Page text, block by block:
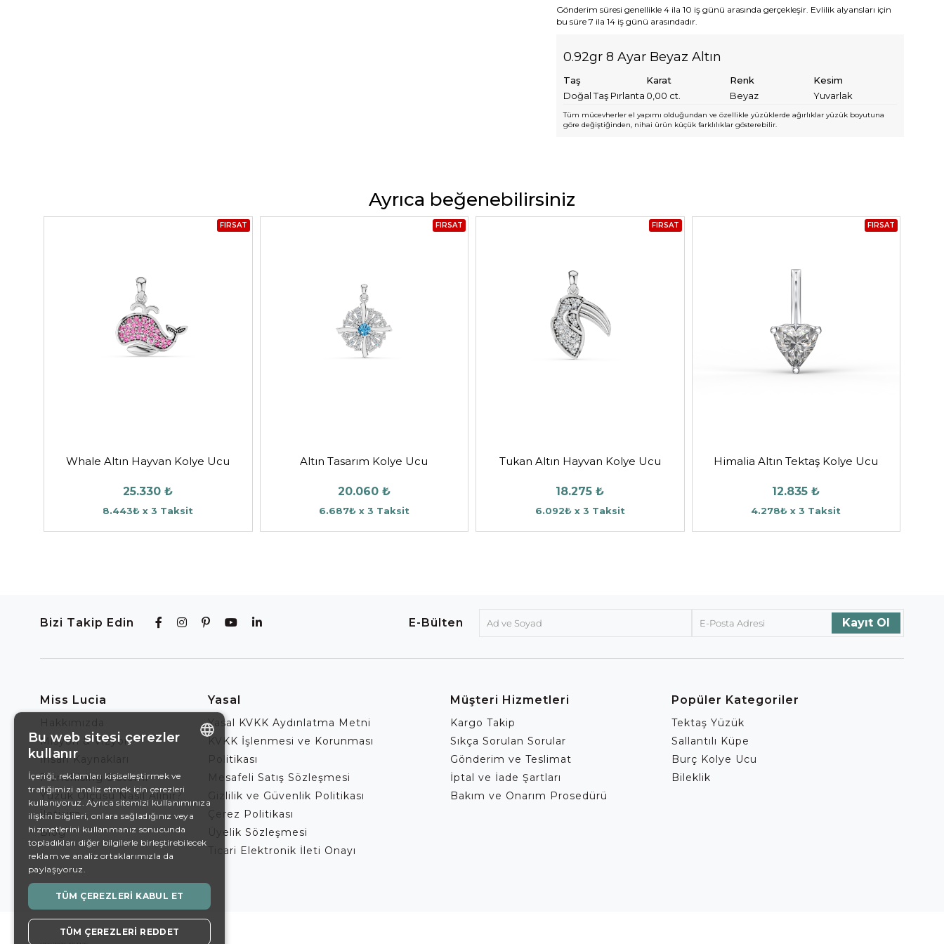
Gönderim süresi genellikle 4 ila 10 iş günü arasında gerçekleşir. Evlilik alyansları için
bu süre 7 ila 14 iş günü arasındadır.
0.92gr 8 Ayar Beyaz Altın
Taş Karat Renk
Kesim
Doğal Taş Pırlanta 0,00 ct. Beyaz Yuvarlak
Tüm mücevherler el yapımı olduğundan ve özellikle yüzüklerde ağırlıklar yüzük boyutuna
göre değiştiğinden, nihai ürün küçük farklılıklar gösterebilir.
Ayrıca beğenebilirsiniz
FIRSAT
Whale Altın Hayvan Kolye Ucu
25.330 ₺
8.443₺ x 3 Taksit
FIRSAT
Altın Tasarım Kolye Ucu
20.060 ₺
6.687₺ x 3 Taksit
FIRSAT
Tukan Altın Hayvan Kolye Ucu
18.275 ₺
6.092₺ x 3 Taksit
FIRSAT
Himalia Altın Tektaş Kolye Ucu
12.835 ₺
4.278₺ x 3 Taksit
Bizi Takip Edin E-Bülten
Miss Lucia
Misyon & Vizyon
İnsan Kaynakları
Franchising Sistemi
Yüzük Ölçüsü Nasıl Alınır?
İletişim
Blog
Yasal
Yasal KVKK Aydınlatma Metni
KVKK İşlenmesi ve Korunması
Politikası
Mesafeli Satış Sözleşmesi
Gizlilik ve Güvenlik Politikası
Çerez Politikası
Üyelik Sözleşmesi
Ticari Elektronik İleti Onayı
Müşteri Hizmetleri
Kargo Takip
Sıkça Sorulan Sorular
Gönderim ve Teslimat
İptal ve İade Şartları
Bakım ve Onarım Prosedürü
Popüler Kategoriler
Tektaş Yüzük
Sallantılı Küpe
Burç Kolye Ucu
Bileklik
DE
EN
SWEDISH
TURKISH
Bu web sitesi çerezler
kullanır
İçeriği, reklamları kişiselleştirmek ve
trafiğimizi analiz etmek için çerezleri
kullanıyoruz. Ayrıca sitemizi kullanımınıza
ilişkin bilgileri, onlara sağladığınız veya
hizmetlerini kullanmanız sonucunda
topladıkları diğer bilgilerle birleştirebilecek
reklam ve analiz ortaklarımızla da
paylaşıyoruz.
TÜM ÇEREZLERI KABUL ET
TÜM ÇEREZLERI REDDET